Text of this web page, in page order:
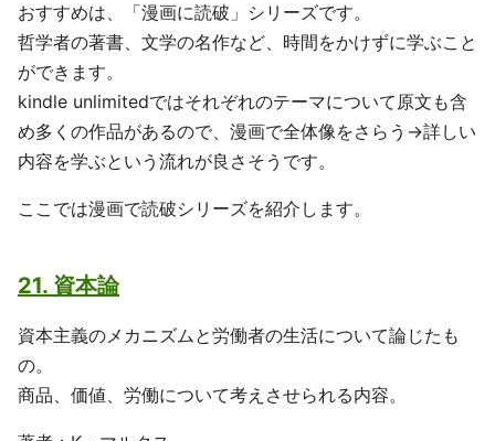
おすすめは、「漫画に読破」シリーズです。
哲学者の著書、文学の名作など、時間をかけずに学ぶこと
ができます。
kindle unlimitedではそれぞれのテーマについて原文も含
め多くの作品があるので、漫画で全体像をさらう→詳しい
内容を学ぶという流れが良さそうです。
ここでは漫画で読破シリーズを紹介します。
21. 資本論
資本主義のメカニズムと労働者の生活について論じたも
の。
商品、価値、労働について考えさせられる内容。